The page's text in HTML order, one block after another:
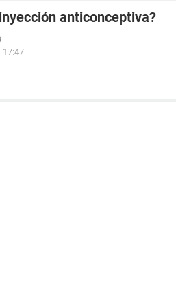
anticonceptiva?
17:47